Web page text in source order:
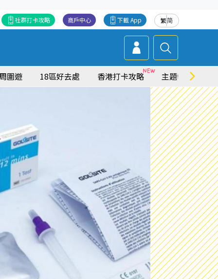
繁简
下載 App
商戶中心
社群打卡攻略
圍遊 18區好去處 香港打卡攻略 主題特集